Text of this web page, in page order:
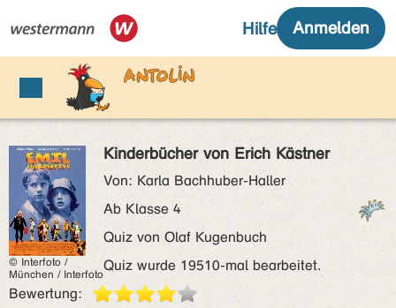
© Interfoto /
München / Interfoto
Kinderbücher von Erich Kästner
Von: Karla Bachhuber-Haller
Ab Klasse 4
Quiz von Olaf Kugenbuch
Quiz wurde 19510-mal bearbeitet.
Bewertung: